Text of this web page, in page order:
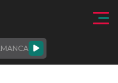
contenido